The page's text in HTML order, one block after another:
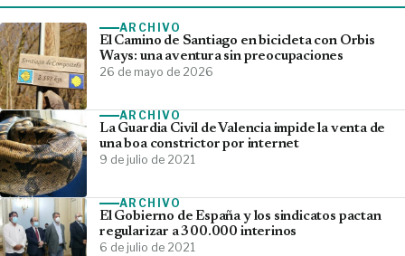
ARCHIVO
El Camino de Santiago en bicicleta con Orbis
Ways: una aventura sin preocupaciones
26 de mayo de 2026
ARCHIVO
La Guardia Civil de Valencia impide la venta de
una boa constrictor por internet
9 de julio de 2021
ARCHIVO
El Gobierno de España y los sindicatos pactan
regularizar a 300.000 interinos
6 de julio de 2021